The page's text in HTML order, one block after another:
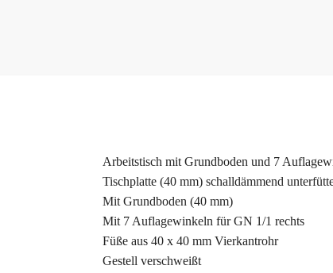
Arbeitstisch mit Grundboden und 7
Tischplatte (40 mm) schalldämmend
Mit Grundboden (40 mm)
Mit 7 Auflagewinkeln für GN 1/1 rechts
Füße aus 40 x 40 mm Vierkantrohr
Gestell verschweißt